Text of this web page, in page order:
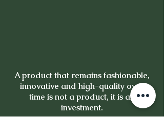
A product that remains fashionable,
innovative and high-quality over
time is not a product, it is an
investment.